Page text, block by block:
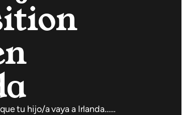
tu hijo/a vaya a Irlanda……